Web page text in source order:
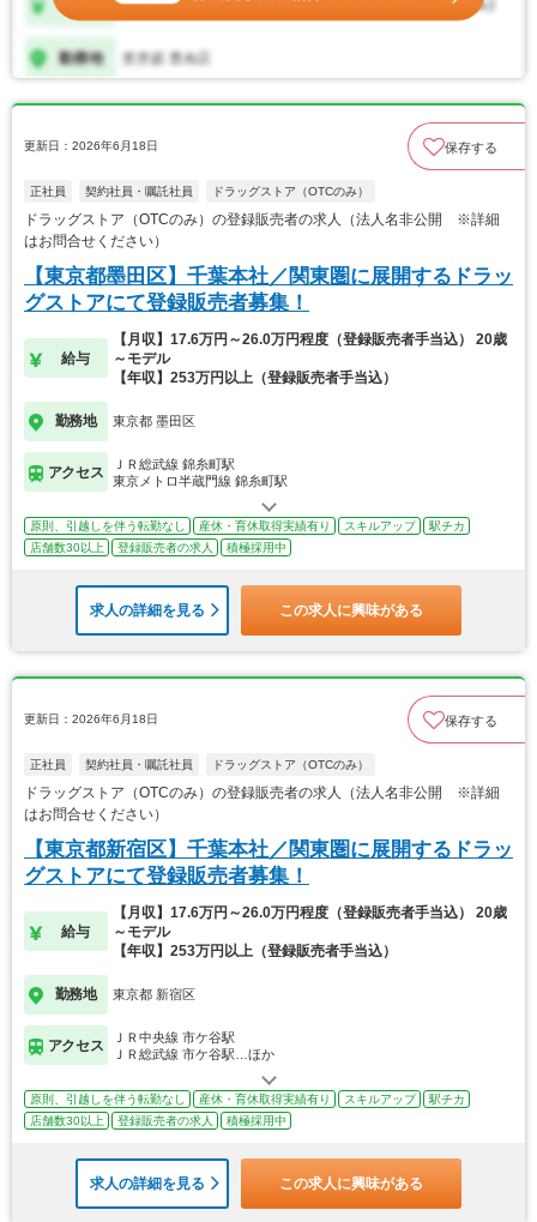
更新日：2026年6月18日 保存する
正社員 契約社員・嘱託社員 ドラッグストア（OTCのみ）
ドラッグストア（OTCのみ）の登録販売者の求人（法人名非公開 ※詳細
はお問合せください）
【東京都墨田区】千葉本社／関東圏に展開するドラッ
グストアにて登録販売者募集！
給与
【月収】17.6万円～26.0万円程度（登録販売者手当込） 20歳
～モデル
【年収】253万円以上（登録販売者手当込）
勤務地 東京都 墨田区
アクセス
ＪＲ総武線 錦糸町駅
東京メトロ半蔵門線 錦糸町駅
原則、引越しを伴う転勤なし 産休・育休取得実績有り スキルアップ
駅チカ
店舗数30以上
登録販売者の求人 積極採用中
求人の詳細を見る この求人に興味がある
更新日：2026年6月18日 保存する
正社員 契約社員・嘱託社員 ドラッグストア（OTCのみ）
ドラッグストア（OTCのみ）の登録販売者の求人（法人名非公開 ※詳細
はお問合せください）
【東京都新宿区】千葉本社／関東圏に展開するドラッ
グストアにて登録販売者募集！
給与
【月収】17.6万円～26.0万円程度（登録販売者手当込） 20歳
～モデル
【年収】253万円以上（登録販売者手当込）
勤務地 東京都 新宿区
アクセス
ＪＲ中央線 市ケ谷駅
ＪＲ総武線 市ケ谷駅…ほか
原則、引越しを伴う転勤なし 産休・育休取得実績有り スキルアップ
駅チカ
店舗数30以上
登録販売者の求人 積極採用中
求人の詳細を見る この求人に興味がある